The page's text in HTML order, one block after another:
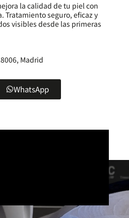
la calidad de tu piel con
Tratamiento seguro, eficaz y
visibles desde las primeras
Madrid
WhatsApp